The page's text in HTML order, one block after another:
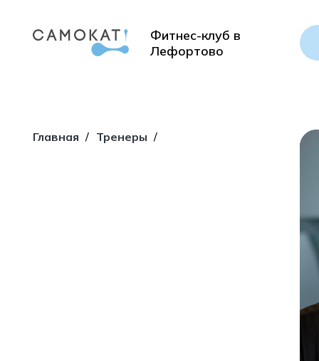
Фитнес-клуб в
Лефортово
Главная / Тренеры /